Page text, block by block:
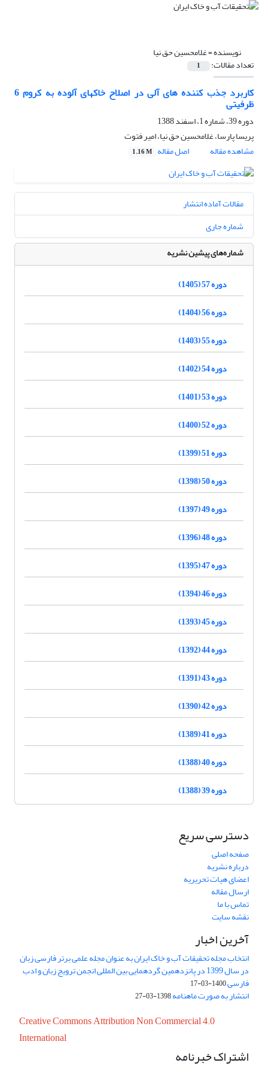
نویسنده =غلامحسین حق نیا
تعداد مقالات: 1
کاربرد جذب کننده های آلی در اصلاح خاکهای آلوده به کروم 6
ظرفیتی
دوره 39، شماره 1، اسفند 1388
پریسا پارسا، غلامحسین حق نیا، امیر فتوت
مشاهده مقاله
اصل مقاله 1.16 M
مقالات آماده انتشار
شماره جاری
شماره‌های پیشین نشریه
دوره 57 (1405)
دوره 56 (1404)
دوره 55 (1403)
دوره 54 (1402)
دوره 53 (1401)
دوره 52 (1400)
دوره 51 (1399)
دوره 50 (1398)
دوره 49 (1397)
دوره 48 (1396)
دوره 47 (1395)
دوره 46 (1394)
دوره 45 (1393)
دوره 44 (1392)
دوره 43 (1391)
دوره 42 (1390)
دوره 41 (1389)
دوره 40 (1388)
دوره 39 (1388)
دسترسی سریع
صفحه اصلی
درباره نشریه
اعضای هیات تحریریه
ارسال مقاله
تماس با ما
نقشه سایت
آخرین اخبار
انتخاب مجله تحقیقات آب و خاک ایران به عنوان مجله علمی برتر فارسی زبان
در سال 1399 در پانزدهمین گردهمایی بین المللی انجمن ترویج زبان و ادب
فارسی1400-03-17
انتشار به صورت ماهنامه1398-03-27
Creative Commons Attribution Non Commercial 4.0
International
اشتراک خبرنامه